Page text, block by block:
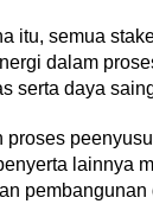
itu, semua
dalam
serta daya
proses
lainnya